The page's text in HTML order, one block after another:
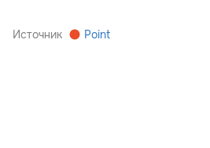
Источник Point